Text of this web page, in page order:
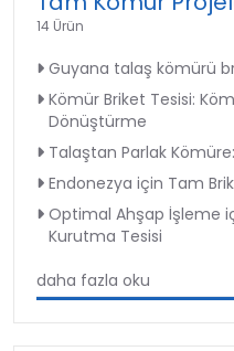
14 Ürün
Guyana talaş kömürü
Kömür Briket Tesisi:
Dönüştürme
Talaştan Parlak
Endonezya için Tam
Optimal Ahşap İşleme
Kurutma Tesisi
daha fazla oku